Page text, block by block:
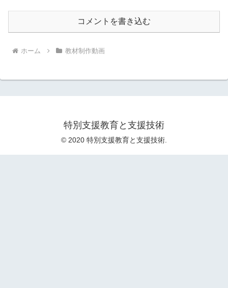
コメントを書き込む
ホーム 教材制作動画
特別支援教育と支援技術
© 2020 特別支援教育と支援技術.